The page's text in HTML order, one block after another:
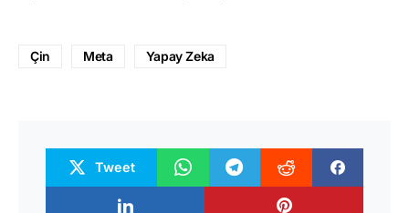
Çin Meta Yapay Zeka
Tweet